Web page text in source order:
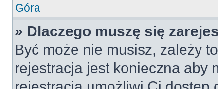
Góra
» Dlaczego muszę się
Być może nie musisz, zależy
rejestracja jest konieczna aby